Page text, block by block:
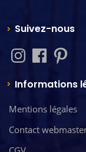
Suivez-nous
Informations
Mentions légales
Contact